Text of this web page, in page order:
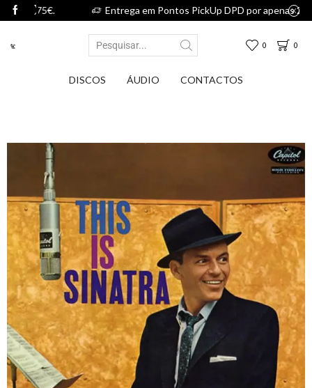
Entrega em Pontos PickUp DPD por apenas 2,75€.
0 0
DISCOS ÁUDIO CONTACTOS